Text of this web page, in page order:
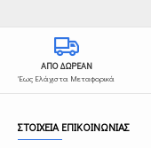
ΑΠΟ ΔΩΡΕΑΝ
Έως Ελάχιστα Μεταφορικά
ΣΤΟΙΧΕΙΑ ΕΠΙΚΟΙΝΩΝΙΑΣ